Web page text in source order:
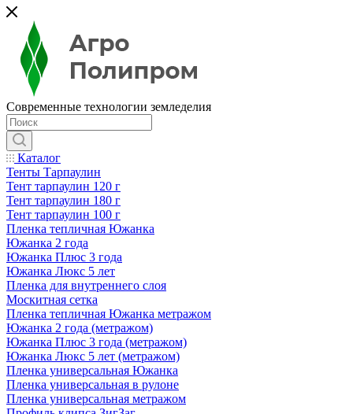
Современные технологии земледелия
Каталог
Тенты Тарпаулин
Тент тарпаулин 120 г
Тент тарпаулин 180 г
Тент тарпаулин 100 г
Пленка тепличная Южанка
Южанка 2 года
Южанка Плюс 3 года
Южанка Люкс 5 лет
Пленка для внутреннего слоя
Москитная сетка
Пленка тепличная Южанка метражом
Южанка 2 года (метражом)
Южанка Плюс 3 года (метражом)
Южанка Люкс 5 лет (метражом)
Пленка универсальная Южанка
Пленка универсальная в рулоне
Пленка универсальная метражом